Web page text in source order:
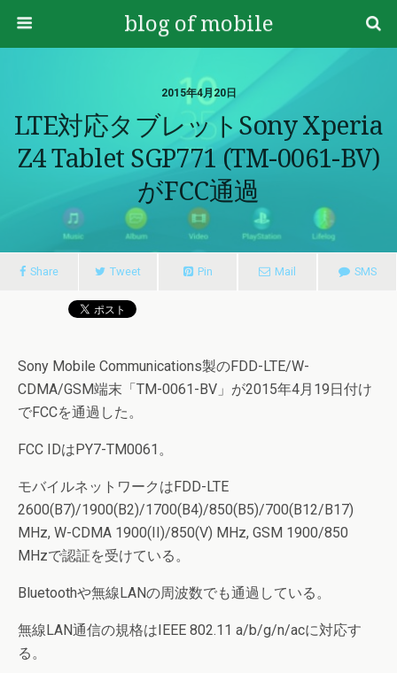
blog of mobile
2015年4月20日
LTE対応タブレットSony Xperia
Z4 Tablet SGP771 (TM-0061-BV)
がFCC通過
Share Tweet Pin Mail SMS
Sony Mobile Communications製のFDD-LTE/W-
CDMA/GSM端末「TM-0061-BV」が2015年4月19日付け
でFCCを通過した。
FCC IDはPY7-TM0061。
モバイルネットワークはFDD-LTE
2600(B7)/1900(B2)/1700(B4)/850(B5)/700(B12/B17)
MHz, W-CDMA 1900(II)/850(V) MHz, GSM 1900/850
MHzで認証を受けている。
Bluetoothや無線LANの周波数でも通過している。
無線LAN通信の規格はIEEE 802.11 a/b/g/n/acに対応す
る。